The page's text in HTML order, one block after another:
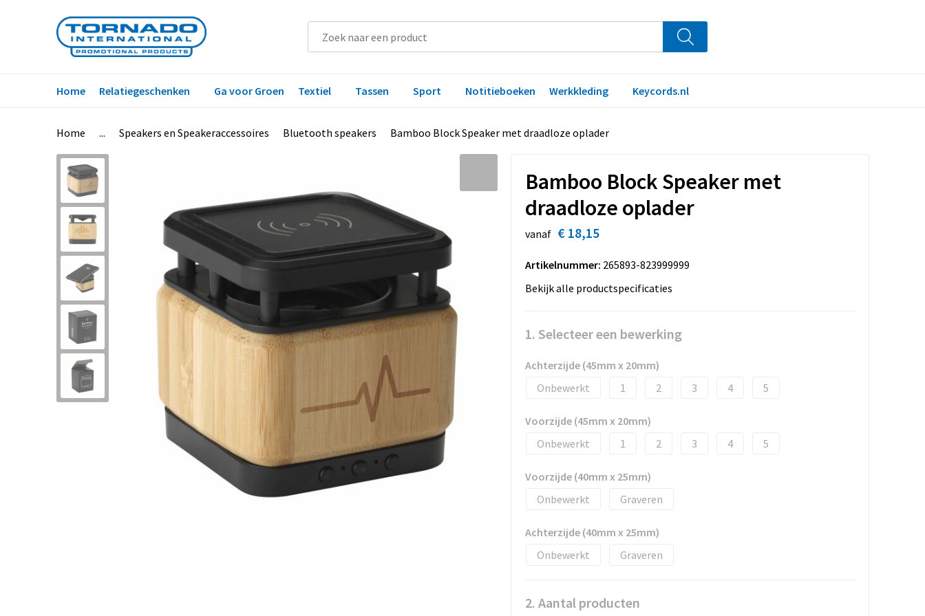
Home Relatiegeschenken Ga voor Groen Textiel Tassen Sport Notitieboeken Werkkleding Keycords.nl
Home ... Speakers en Speakeraccessoires Bluetooth speakers Bamboo Block Speaker met draadloze oplader
Bamboo Block Speaker met
draadloze oplader
vanaf € 18,15
Artikelnummer: 265893-823999999
Bekijk alle productspecificaties
1. Selecteer een bewerking
Achterzijde (45mm x 20mm)
Onbewerkt
1 2 3 4 5
Voorzijde (45mm x 20mm)
Onbewerkt
1 2 3 4 5
Voorzijde (40mm x 25mm)
Onbewerkt
Graveren
Achterzijde (40mm x 25mm)
Onbewerkt
Graveren
2. Aantal producten